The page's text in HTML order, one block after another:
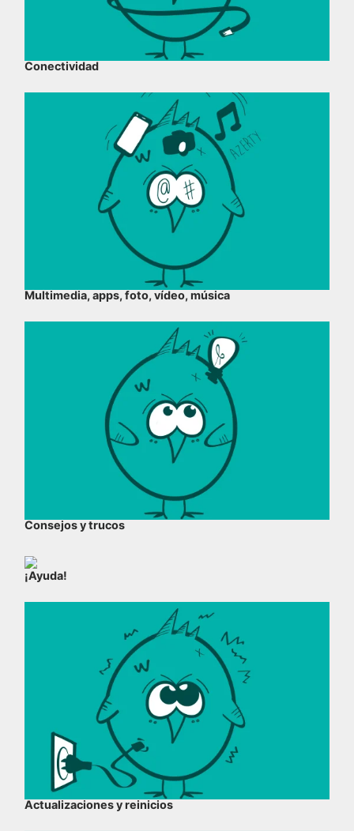
Conectividad
Multimedia, apps, foto, vídeo, música
Consejos y trucos
¡Ayuda!
Actualizaciones y reinicios